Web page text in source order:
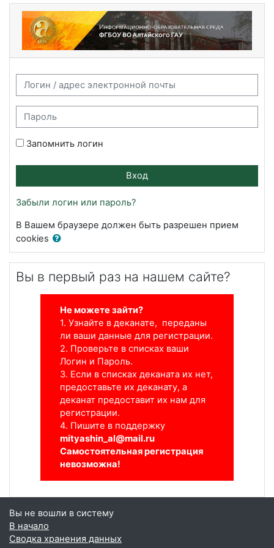
Перейти к основному содержанию
Информационно-образовательная
Логин / адрес электронной почты
Пароль
Запомнить логин
Вход
Забыли логин или пароль?
В Вашем браузере должен быть разрешен прием
cookies
Вы в первый раз на нашем сайте?
Не можете зайти?
1. Узнайте в деканате, переданы
ли ваши данные для регистрации.
2. Проверьте в списках ваши
Логин и Пароль.
3. Если в списках деканата их нет,
предоставьте их деканату, а
деканат предоставит их нам для
регистрации.
4. Пишите в поддержку
mityashin_al@mail.ru
Самостоятельная регистрация
невозможна!
Вы не вошли в систему
В начало
Сводка хранения данных